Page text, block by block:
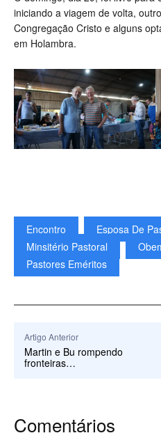
iniciando a viagem de volta,
Congregação Cristo e alguns
em Holambra.
Encontro
Esposa De
Minsitério Pastoral
Pastores Eméritos
Artigo Anterior
Martin e Bu rompendo
fronteiras…
Comentários